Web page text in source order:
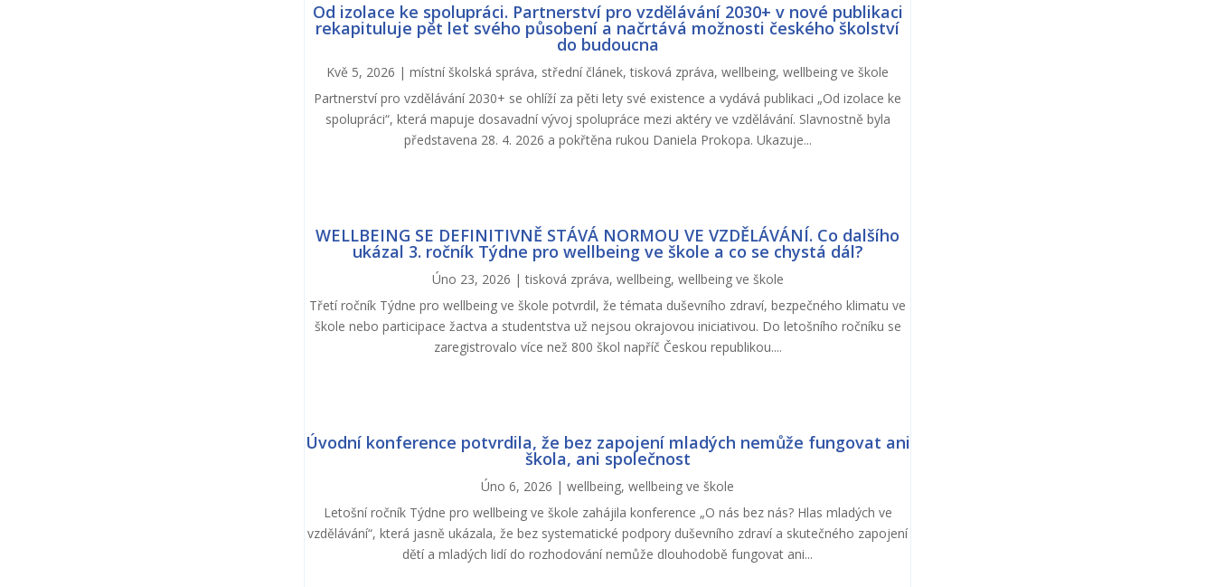
Od izolace ke spolupráci. Partnerství pro vzdělávání 2030+ v nové publikaci
rekapituluje pět let svého působení a načrtává možnosti českého školství
do budoucna
Kvě 5, 2026 | místní školská správa, střední článek,tisková zpráva, wellbeing, wellbeing ve škole
Partnerství pro vzdělávání 2030+ se ohlíží za pěti lety své existence a vydává publikaci „Od izolace ke
spolupráci“, která mapuje dosavadní vývoj spolupráce mezi aktéry ve vzdělávání. Slavnostně byla
představena 28. 4. 2026 a pokřtěna rukou Daniela Prokopa. Ukazuje...
WELLBEING SE DEFINITIVNĚ STÁVÁ NORMOU VE VZDĚLÁVÁNÍ. Co dalšího
ukázal 3. ročník Týdne pro wellbeing ve škole a co se chystá dál?
Úno 23, 2026 |tisková zpráva, wellbeing, wellbeing ve škole
Třetí ročník Týdne pro wellbeing ve škole potvrdil, že témata duševního zdraví, bezpečného klimatu ve
škole nebo participace žactva a studentstva už nejsou okrajovou iniciativou. Do letošního ročníku se
zaregistrovalo více než 800 škol napříč Českou republikou....
Úvodní konference potvrdila, že bez zapojení mladých nemůže fungovat ani
škola, ani společnost
Úno 6, 2026 | wellbeing, wellbeing ve škole
Letošní ročník Týdne pro wellbeing ve škole zahájila konference „O nás bez nás? Hlas mladých ve
vzdělávání“, která jasně ukázala, že bez systematické podpory duševního zdraví a skutečného zapojení
dětí a mladých lidí do rozhodování nemůže dlouhodobě fungovat ani...